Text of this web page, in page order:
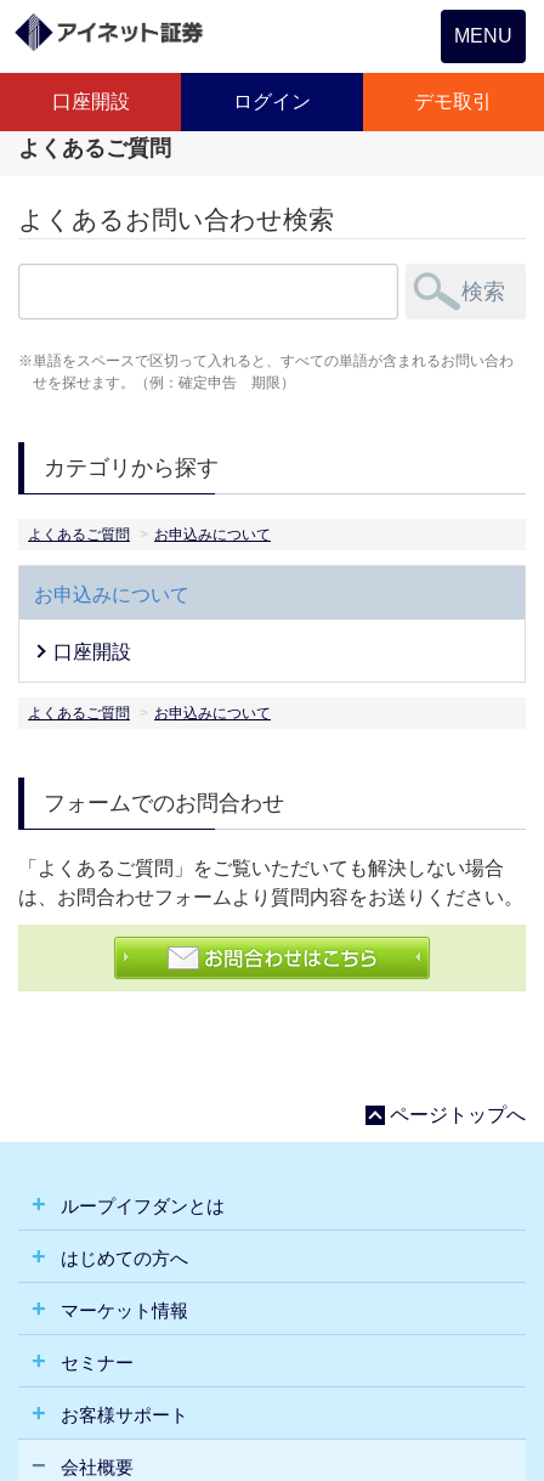
Toggle
navigation
MENU
口座開設 ログイン デモ取引
よくあるご質問
よくあるお問い合わせ検索
単語をスペースで区切って入れると、すべての単語が含まれるお問い合わ
せを探せます。（例：確定申告 期限）
カテゴリから探す
よくあるご質問 お申込みについて
お申込みについて
口座開設
よくあるご質問 お申込みについて
フォームでのお問合わせ
「よくあるご質問」をご覧いただいても解決しない場合
は、お問合わせフォームより質問内容をお送りください。
ページトップへ
ループイフダンとは
はじめての方へ
マーケット情報
セミナー
お客様サポート
会社概要